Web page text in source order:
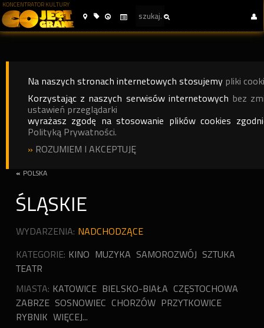
KONCENTRATOR KULTURY
Na naszych stronach internetowych stosujemy pliki
Korzystając z naszych serwisów internetowych bez
ustawień przeglądarki
wyrażasz zgodę na stosowanie plików cookies
Polityką Prywatności.
» ROZUMIEM I AKCEPTUJĘ
« POLSKA
ŚLĄSKIE
WYDARZENIA: NADCHODZĄCE
KATEGORIE: KINO MUZYKA SAMOROZWÓJ SZTUKA
TEATR
MIASTA: KATOWICE BIELSKO-BIAŁA CZĘSTOCHOWA
ZABRZE SOSNOWIEC CHORZÓW PRZYTKOWICE
RYBNIK WIĘCEJ...